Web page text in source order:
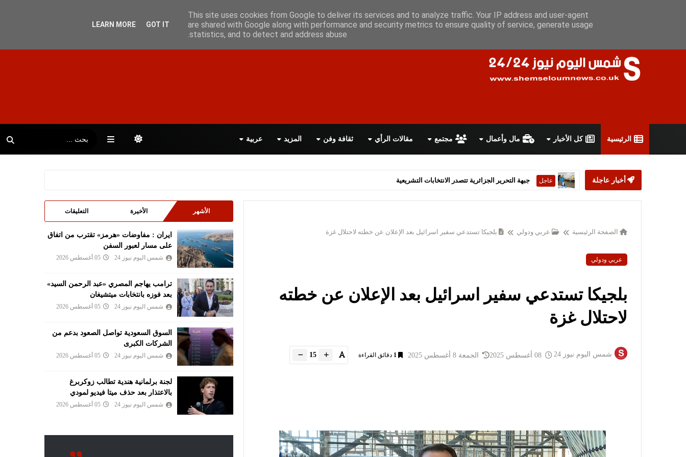
سياسة الخصوصية اتفاقية الاستخدام أعلن معانا اتصل بنا اقرأ الصحيفة PDF
الرئيسية كل الأخبار مال وأعمال مجتمع مقالات الرأي ثقافة وفن المزيد عربية
أخبار عاجلة عاجل ستارمر يعلن استقالته من رئاسة الحكومة البريطانية
الصفحة الرئيسية عربي ودولي بلجيكا تستدعي سفير اسرائيل بعد الإعلان عن خطته لاحتلال غزة
عربي ودولي
بلجيكا تستدعي سفير اسرائيل بعد الإعلان عن خطته
لاحتلال غزة
شمس اليوم نيوز 24 الجمعة 8 أغسطس 2025 1 دقائق القراءة 15
الأشهر الأخيرة التعليقات
ايران : مفاوضات «هرمز» تقترب من اتفاق
على مسار لعبور السفن
شمس اليوم نيوز 24 05 أغسطس 2026
ترامب يهاجم المصري «عبد الرحمن السيد»
بعد فوزه بانتخابات ميتشيغان
شمس اليوم نيوز 24 05 أغسطس 2026
السوق السعودية تواصل الصعود بدعم من
الشركات الكبرى
شمس اليوم نيوز 24 05 أغسطس 2026
لجنة برلمانية هندية تطالب زوكربرغ
بالاعتذار بعد حذف ميتا فيديو لمودي
شمس اليوم نيوز 24 05 أغسطس 2026
This site uses cookies from Google to deliver its services and to analyze traffic. Your IP address and user-agent
are shared with Google along with performance and security metrics to ensure quality of service, generate usage
statistics, and to detect and address abuse.
LEARN MORE GOT IT